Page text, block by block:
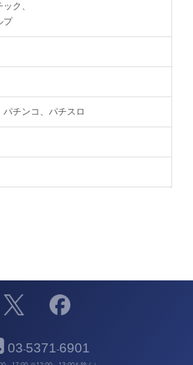
ク、
プ
パチンコ、パチスロ
03-5371-6901